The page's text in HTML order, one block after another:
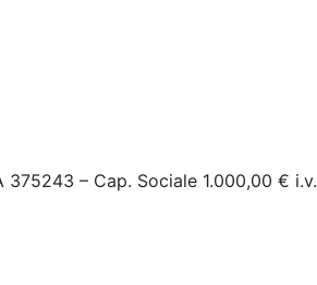
375243 – Cap. Sociale 1.000,00 € i.v.